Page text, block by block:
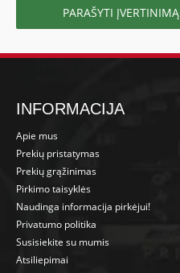
PARAŠYTI ĮVERTINIMĄ
INFORMACIJA
Apie mus
Prekių pristatymas
Prekių grąžinimas
Pirkimo taisyklės
Naudinga informacija pirkėjui!
Privatumo politika
Susisiekite su mumis
Atsiliepimai